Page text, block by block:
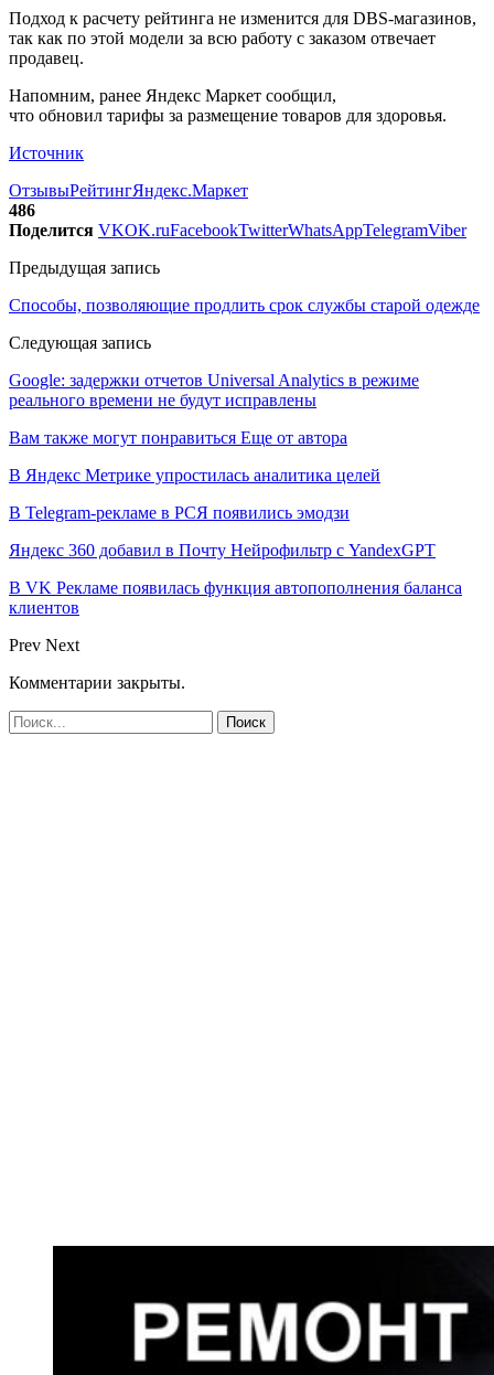
Подход к расчету рейтинга не изменится для DBS-магазинов,
так как по этой модели за всю работу с заказом отвечает
продавец.
Напомним, ранее Яндекс Маркет сообщил,
что обновил тарифы за размещение товаров для здоровья.
Источник
ОтзывыРейтингЯндекс.Маркет
486
Поделится VKOK.ruFacebookTwitterWhatsAppTelegramViber
Предыдущая запись
Способы, позволяющие продлить срок службы старой одежде
Следующая запись
Google: задержки отчетов Universal Analytics в режиме
реального времени не будут исправлены
Вам также могут понравиться Еще от автора
В Яндекс Метрике упростилась аналитика целей
В Telegram-рекламе в РСЯ появились эмодзи
Яндекс 360 добавил в Почту Нейрофильтр с YandexGPT
В VK Рекламе появилась функция автопополнения баланса
клиентов
Prev Next
Комментарии закрыты.